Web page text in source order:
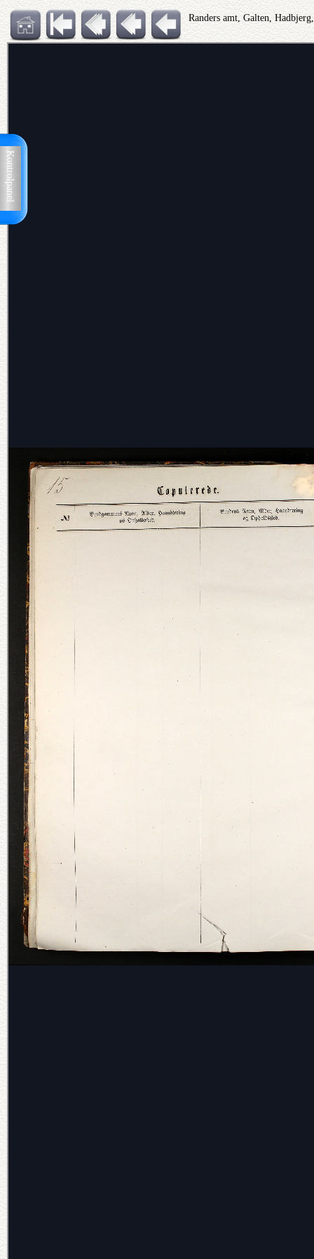
Kontrolpanel
Randers amt, Galten,